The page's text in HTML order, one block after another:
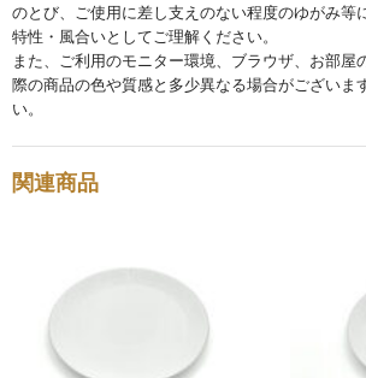
湯呑・コップ
cup
アクセサリー
のとび、ご使用に差し支えのない程度のゆがみ等
特性・風合いとしてご理解ください。
また、ご利用のモニター環境、ブラウザ、お部屋
際の商品の色や質感と多少異なる場合がございま
い。
関連商品